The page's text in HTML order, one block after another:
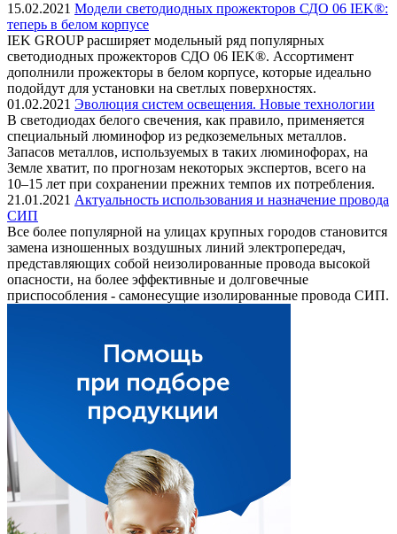
15.02.2021 Модели светодиодных прожекторов СДО 06 IEK®:
теперь в белом корпусе
IEK GROUP расширяет модельный ряд популярных
светодиодных прожекторов СДО 06 IEK®. Ассортимент
дополнили прожекторы в белом корпусе, которые идеально
подойдут для установки на светлых поверхностях.
01.02.2021 Эволюция систем освещения. Новые технологии
В светодиодах белого свечения, как правило, применяется
специальный люминофор из редкоземельных металлов.
Запасов металлов, используемых в таких люминофорах, на
Земле хватит, по прогнозам некоторых экспертов, всего на
10–15 лет при сохранении прежних темпов их потребления.
21.01.2021 Актуальность использования и назначение провода
СИП
Все более популярной на улицах крупных городов становится
замена изношенных воздушных линий электропередач,
представляющих собой неизолированные провода высокой
опасности, на более эффективные и долговечные
приспособления - самонесущие изолированные провода СИП.